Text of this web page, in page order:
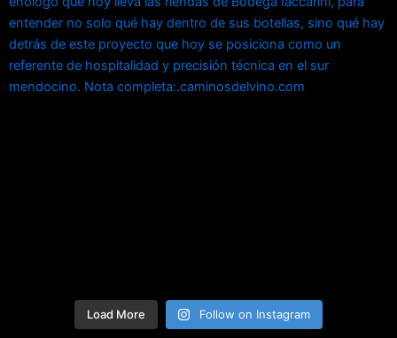
Load More Follow on Instagram